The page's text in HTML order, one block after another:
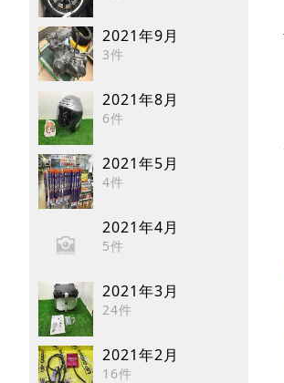
2021年9月
3件
2021年8月
6件
2021年5月
4件
2021年4月
5件
2021年3月
24件
2021年2月
16件